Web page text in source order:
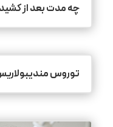
چه مدت بعد از
توروس